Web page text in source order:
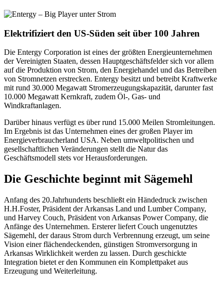
Elektrifiziert den US-Süden seit über 100 Jahren
Die Entergy Corporation ist eines der größten Energieunternehmen
der Vereinigten Staaten, dessen Hauptgeschäftsfelder sich vor allem
auf die Produktion von Strom, den Energiehandel und das Betreiben
von Stromnetzen erstrecken. Entergy besitzt und betreibt Kraftwerke
mit rund 30.000 Megawatt Stromerzeugungskapazität, darunter fast
10.000 Megawatt Kernkraft, zudem Öl-, Gas- und
Windkraftanlagen.
Darüber hinaus verfügt es über rund 15.000 Meilen Stromleitungen.
Im Ergebnis ist das Unternehmen eines der großen Player im
Energieverbraucherland USA. Neben umweltpolitischen und
gesellschaftlichen Veränderungen stellt die Natur das
Geschäftsmodell stets vor Herausforderungen.
Die Geschichte beginnt mit Sägemehl
Anfang des 20.Jahrhunderts beschließt ein Händedruck zwischen
H.H.Foster, Präsident der Arkansas Land und Lumber Company,
und Harvey Couch, Präsident von Arkansas Power Company, die
Anfänge des Unternehmen. Ersterer liefert Couch ungenutztes
Sägemehl, der daraus Strom durch Verbrennung erzeugt, um seine
Vision einer flächendeckenden, günstigen Stromversorgung in
Arkansas Wirklichkeit werden zu lassen. Durch geschickte
Integration bietet er den Kommunen ein Komplettpaket aus
Erzeugung und Weiterleitung.